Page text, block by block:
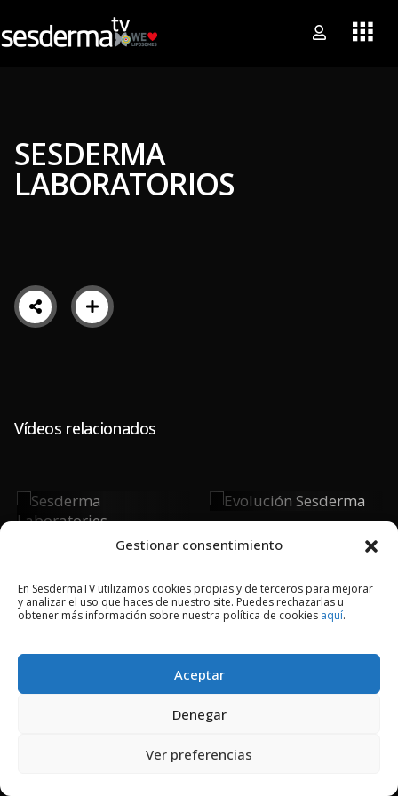
Gestionar consentimiento
En SesdermaTV utilizamos cookies propias y de terceros para mejorar
y analizar el uso que haces de nuestro site. Puedes rechazarlas u
obtener más información sobre nuestra política de cookies aquí.
Aceptar
Denegar
Ver preferencias
SESDERMA
LABORATORIOS
Vídeos relacionados
Sesderma
Evolución
Sesderma
CONTACTO
AVISO LEGAL
POLÍTICA DE PRIVACIDAD